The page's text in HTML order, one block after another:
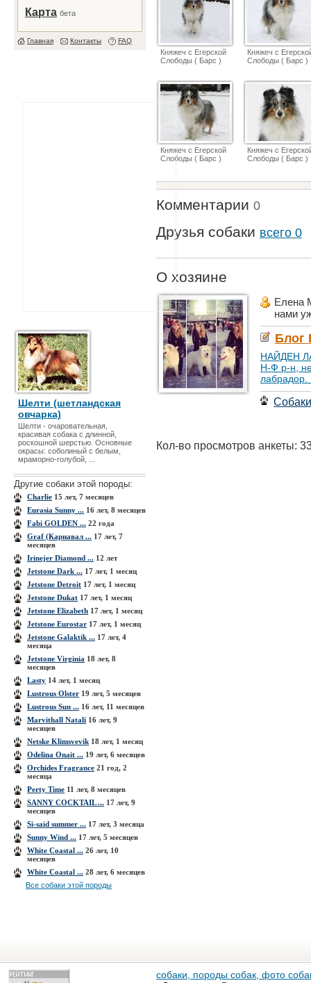
Карта бета
Главная Контакты FAQ
Шелти (шетландская
овчарка)
Шелти - очаровательная,
красивая собака с длинной,
роскошной шерстью. Основные
окрасы: соболиный с белым,
мраморно-голубой, ...
Другие собаки этой породы:
Charlie 15 лет, 7 месяцев
Eurasia Sunny ... 16 лет, 8 месяцев
Fabi GOLDEN ... 22 года
Graf (Карнавал ... 17 лет, 7
месяцев
Irinejer Diamond ... 12 лет
Jetstone Dark ... 17 лет, 1 месяц
Jetstone Detroit 17 лет, 1 месяц
Jetstone Dukat 17 лет, 1 месяц
Jetstone Elizabeth 17 лет, 1 месяц
Jetstone Eurostar 17 лет, 1 месяц
Jetstone Galaktik ... 17 лет, 4
месяца
Jetstone Virginia 18 лет, 8
месяцев
Lasty 14 лет, 1 месяц
Lustrous Olster 19 лет, 5 месяцев
Lustrous Sun ... 16 лет, 11 месяцев
Marvithall Natali 16 лет, 9
месяцев
Netske Klimsvevik 18 лет, 1 месяц
Odelina Onait ... 19 лет, 6 месяцев
Orchides Fragrance 21 год, 2
месяца
Perty Time 11 лет, 8 месяцев
SANNY COCKTAIL ... 17 лет, 9
месяцев
Si-said summer ... 17 лет, 3 месяца
Sunny Wind ... 17 лет, 5 месяцев
White Coastal ... 26 лет, 10
месяцев
White Coastal ... 28 лет, 6 месяцев
Все собаки этой породы
Княжеч с Егерской
Слободы ( Барс )
Княжеч с
Слободы ( Барс )
Княжеч с Егерской
Слободы ( Барс )
Княжеч с
Слободы ( Барс )
Комментарии 0
Друзья собаки всего 0
О хозяине
Елена
нами
Блог
НАЙДЕН
Н-Ф р-н,
лабрадор.
Собаки
Кол-во просмотров анкеты:
собаки, породы собак, фото